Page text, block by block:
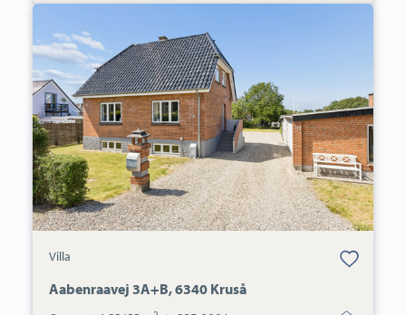
Aabenraavej
3A+B,
6340
Kruså
Villa
Bolig er gemt
under dine
Aabenraavej 3A+B, 6340 Kruså